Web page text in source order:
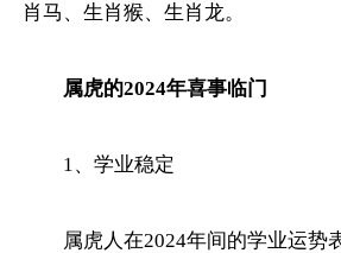
肖马、生肖猴、生肖龙。
属虎的2024年喜事临门
1、学业稳定
属虎人在2024年间的学业运势